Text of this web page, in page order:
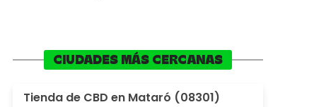
CIUDADES MÁS CERCANAS
Tienda de CBD en Mataró (08301)